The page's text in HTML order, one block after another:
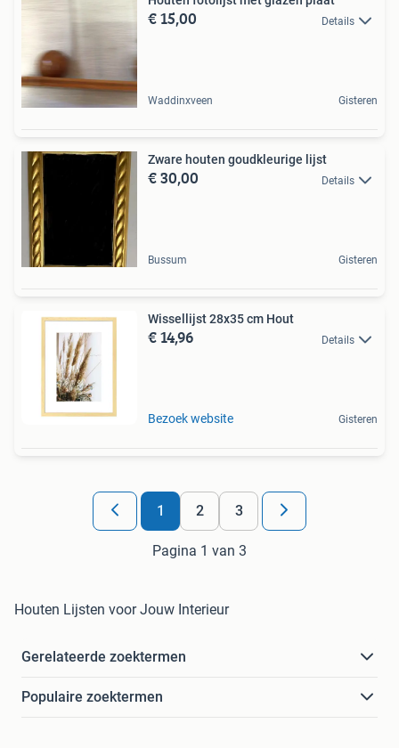
€ 15,00 Details
Waddinxveen Gisteren
Zware houten goudkleurige lijst
€ 30,00 Details
Bussum Gisteren
Wissellijst 28x35 cm Hout
€ 14,96 Details
Bezoek website Gisteren
1 2 3
Pagina 1 van 3
Houten Lijsten voor Jouw Interieur
Gerelateerde zoektermen
Populaire zoektermen